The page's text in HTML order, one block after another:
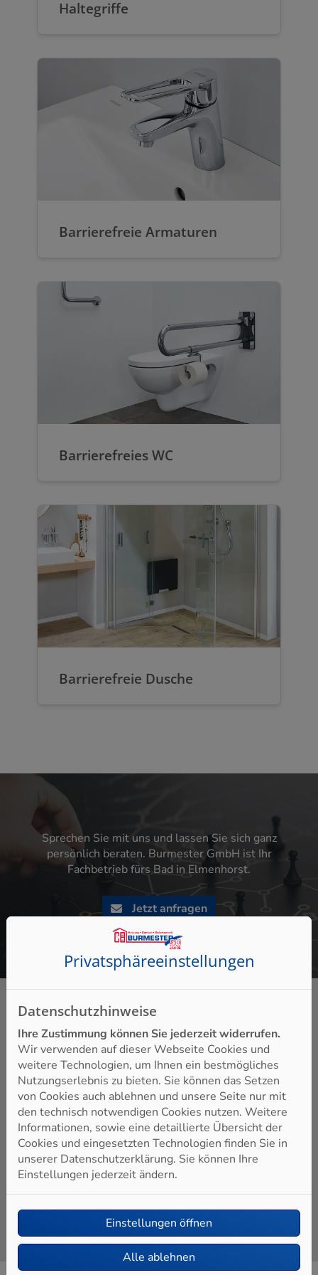
Haltegriffe
Barrierefreie Armaturen
Barrierefreies WC
Barrierefreie Dusche
Sprechen Sie mit uns und lassen Sie sich ganz
persönlich beraten. Burmester GmbH ist Ihr
Fachbetrieb fürs Bad in Elmenhorst.
Jetzt anfragen
Unsere Kompetenzen
Individuelle & hochwertige Badplanung
Professionelle Installation
Gutes Preis-Leistungs-Verhältnis
Fairer Gesamtpreis
Privatsphäre­einstellungen
Datenschutzhinweise
Ihre Zustimmung können Sie jederzeit widerrufen.
Wir verwenden auf dieser Webseite Cookies und
weitere Technologien, um Ihnen ein bestmögliches
Nutzungserlebnis zu bieten. Sie können das Setzen
von Cookies auch ablehnen und unsere Seite nur mit
den technisch notwendigen Cookies nutzen. Weitere
Informationen, sowie eine detaillierte Übersicht der
Cookies und eingesetzten Technologien finden Sie in
unserer Datenschutzerklärung. Sie können Ihre
Einstellungen jederzeit ändern.
Einstellungen öffnen
Alle ablehnen